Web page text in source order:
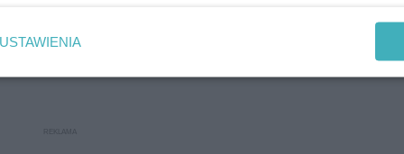
właściwe zamykanie okien, drzwi i innych otworów
nieobecności domowników oraz utrzymywanie
USTAWIENIA